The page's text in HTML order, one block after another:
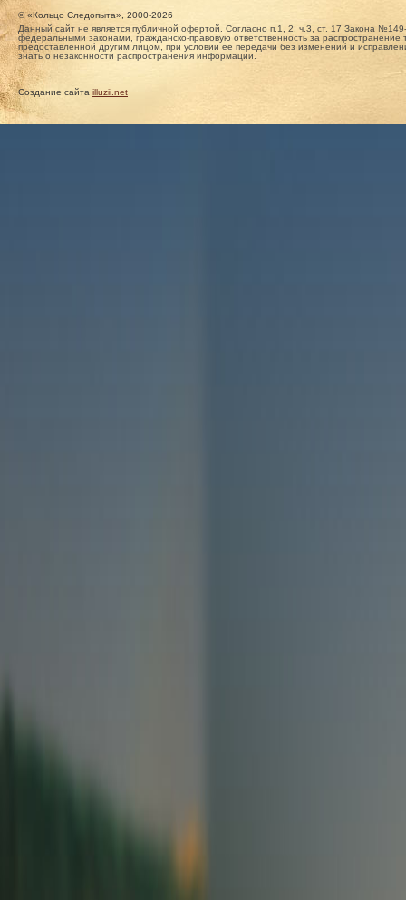
© «Кольцо Следопыта», 2000-2026
Данный сайт не является публичной офертой. Согласно п.1, 2, ч.3, ст. 17 Закона
федеральными законами, гражданско-правовую ответственность за
предоставленной другим лицом, при условии ее передачи без изменений и
знать о незаконности распространения информации.
Создание сайта illuzii.net